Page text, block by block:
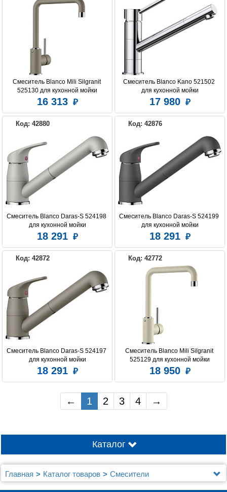
Смеситель Blanco Mili Silgranit
525130 для кухонной мойки
16 313
Смеситель Blanco Kano 521502
для кухонной мойки
17 980
Код: 42880
Смеситель Blanco Daras-S 524198
для кухонной мойки
18 291
Код: 42876
Смеситель Blanco Daras-S 524199
для кухонной мойки
18 291
Код: 42872
Смеситель Blanco Daras-S 524197
для кухонной мойки
18 291
Код: 42772
Смеситель Blanco Mili Silgranit
525129 для кухонной мойки
18 950
← 1 2 3 4 →
Каталог
Главная Каталог товаров
Смесители
Смесители Blanco